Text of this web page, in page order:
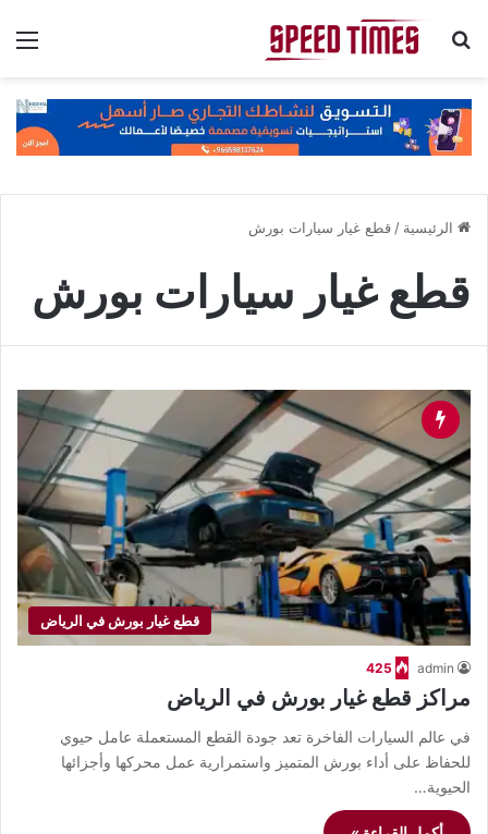
بحث عن
الرئيسية / قطع غيار سيارات بورش
قطع غيار سيارات بورش
قطع غيار بورش في الرياض
admin
425
مراكز قطع غيار بورش في الرياض
في عالم السيارات الفاخرة تعد جودة القطع المستعملة عامل حيوي
للحفاظ على أداء بورش المتميز واستمرارية عمل محركها وأجزائها
الحيوية…